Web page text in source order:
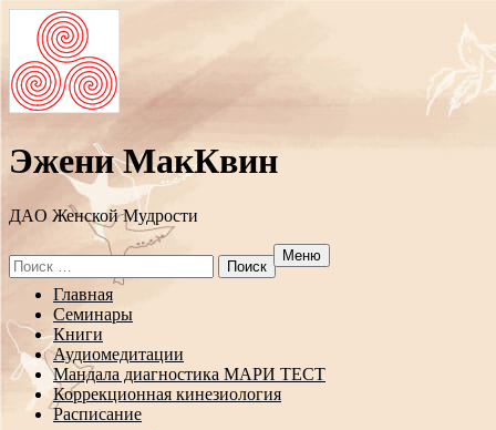
Эжени МакКвин
ДAO Женской Мудрости
Search
for:
Меню
Перейти
содержанию
Главная
Семинары
Книги
Аудиомедитации
Мандала диагностика МАРИ ТЕСТ
Коррекционная кинезиология
Расписание